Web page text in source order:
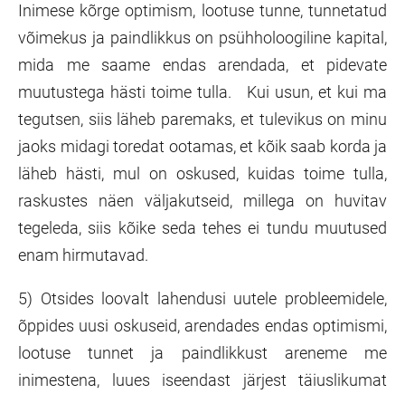
Inimese kõrge optimism, lootuse tunne, tunnetatud
võimekus ja paindlikkus on psühholoogiline kapital,
mida me saame endas arendada, et pidevate
muutustega hästi toime tulla. Kui usun, et kui ma
tegutsen, siis läheb paremaks, et tulevikus on minu
jaoks midagi toredat ootamas, et kõik saab korda ja
läheb hästi, mul on oskused, kuidas toime tulla,
raskustes näen väljakutseid, millega on huvitav
tegeleda, siis kõike seda tehes ei tundu muutused
enam hirmutavad.
5) Otsides loovalt lahendusi uutele probleemidele,
õppides uusi oskuseid, arendades endas optimismi,
lootuse tunnet ja paindlikkust areneme me
inimestena, luues iseendast järjest täiuslikumat